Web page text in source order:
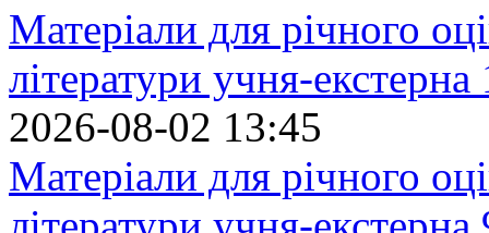
Матеріали для річного
літератури учня-екстерна
2026-08-02 13:45
Матеріали для річного